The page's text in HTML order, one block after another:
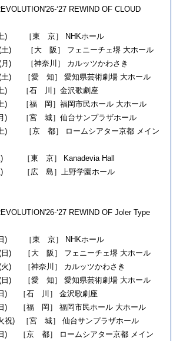
‘27 REWIND OF CLOUD
(土) ［東 京］ NHKホール
(土) ［大 阪］ フェニーチェ堺 大ホール
(月) ［神奈川］ カルッツかわさき
(土) ［愛 知］ 愛知県芸術劇場 大ホール
土) ［石 川］金沢歌劇座
土) ［福 岡］福岡市民ホール 大ホール
月) ［宮 城］仙台サンプラザホール
土) ［京 都］ ロームシアター京都 メイン
) ［東 京］ Kanadevia Hall
) ［広 島］上野学園ホール
‘27 REWIND OF Joler Type
(日) ［東 京］ NHKホール
(日) ［大 阪］ フェニーチェ堺 大ホール
火) ［神奈川］ カルッツかわさき
(日) ［愛 知］ 愛知県芸術劇場 大ホール
日) ［石 川］ 金沢歌劇座
) ［福 岡］ 福岡市民ホール 大ホール
祝) ［宮 城］ 仙台サンプラザホール
) ［京 都］ ロームシアター京都 メイン